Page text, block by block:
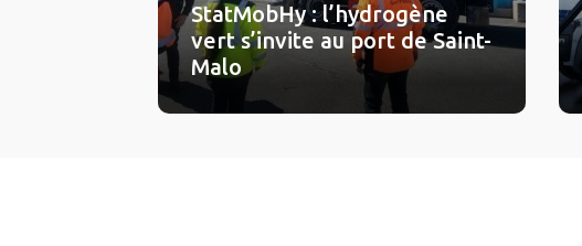
StatMobHy : l’hydrogène
vert s’invite au port de Saint-
Malo